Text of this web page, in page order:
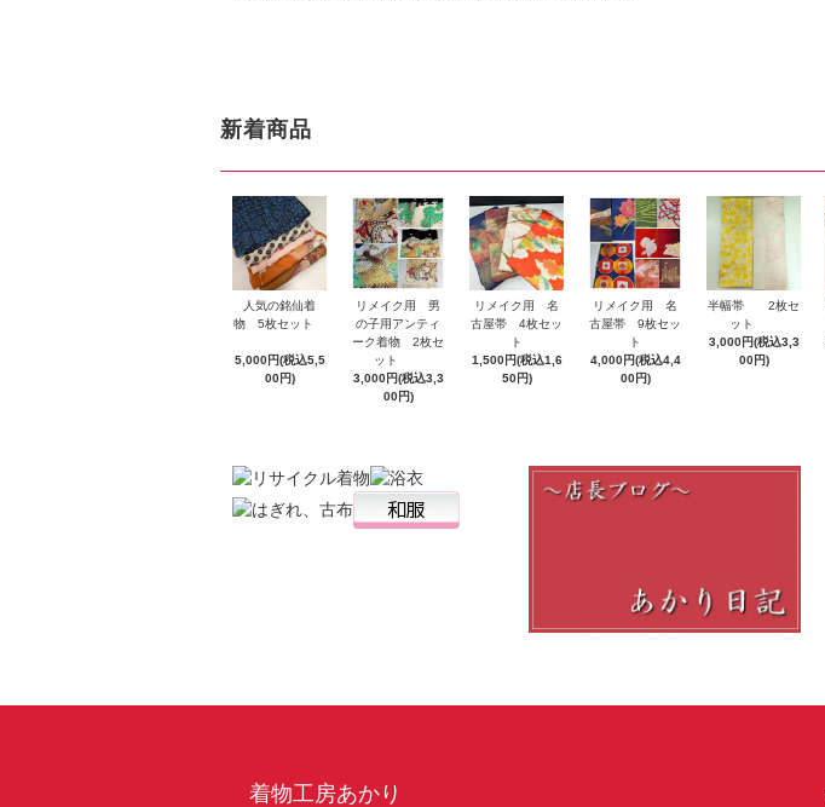
新着商品
人気の銘仙着
物 5枚セット
5,000円(税込5,5
00円)
リメイク用 男
の子用アンティ
ーク着物 2枚セ
ット
3,000円(税込3,3
00円)
リメイク用 名
古屋帯 4枚セッ
ト
1,500円(税込1,6
50円)
リメイク用 名
古屋帯 9枚セッ
ト
4,000円(税込4,4
00円)
半幅帯 2枚セ
ット
3,000円(税込3,3
00円)
着物工房あかり